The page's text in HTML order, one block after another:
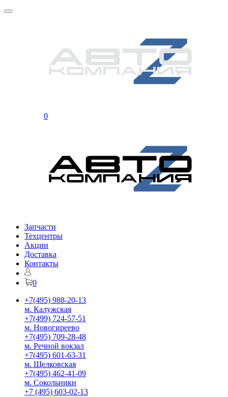
0
Запчасти
Техцентры
Акции
Доставка
Контакты
0
+7(495) 988-20-13
м. Калужская
+7(499) 724-57-51
м. Новогиреево
+7(495) 709-28-48
м. Речной вокзал
+7(495) 601-63-31
м. Щелковская
+7(495) 462-41-09
м. Сокольники
+7 (495) 603-02-13